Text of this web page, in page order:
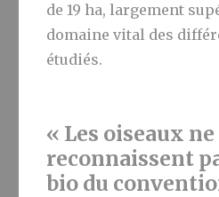
de 19 ha, largement
domaine vital des
étudiés.
« Les oiseaux ne
reconnaissent
bio du